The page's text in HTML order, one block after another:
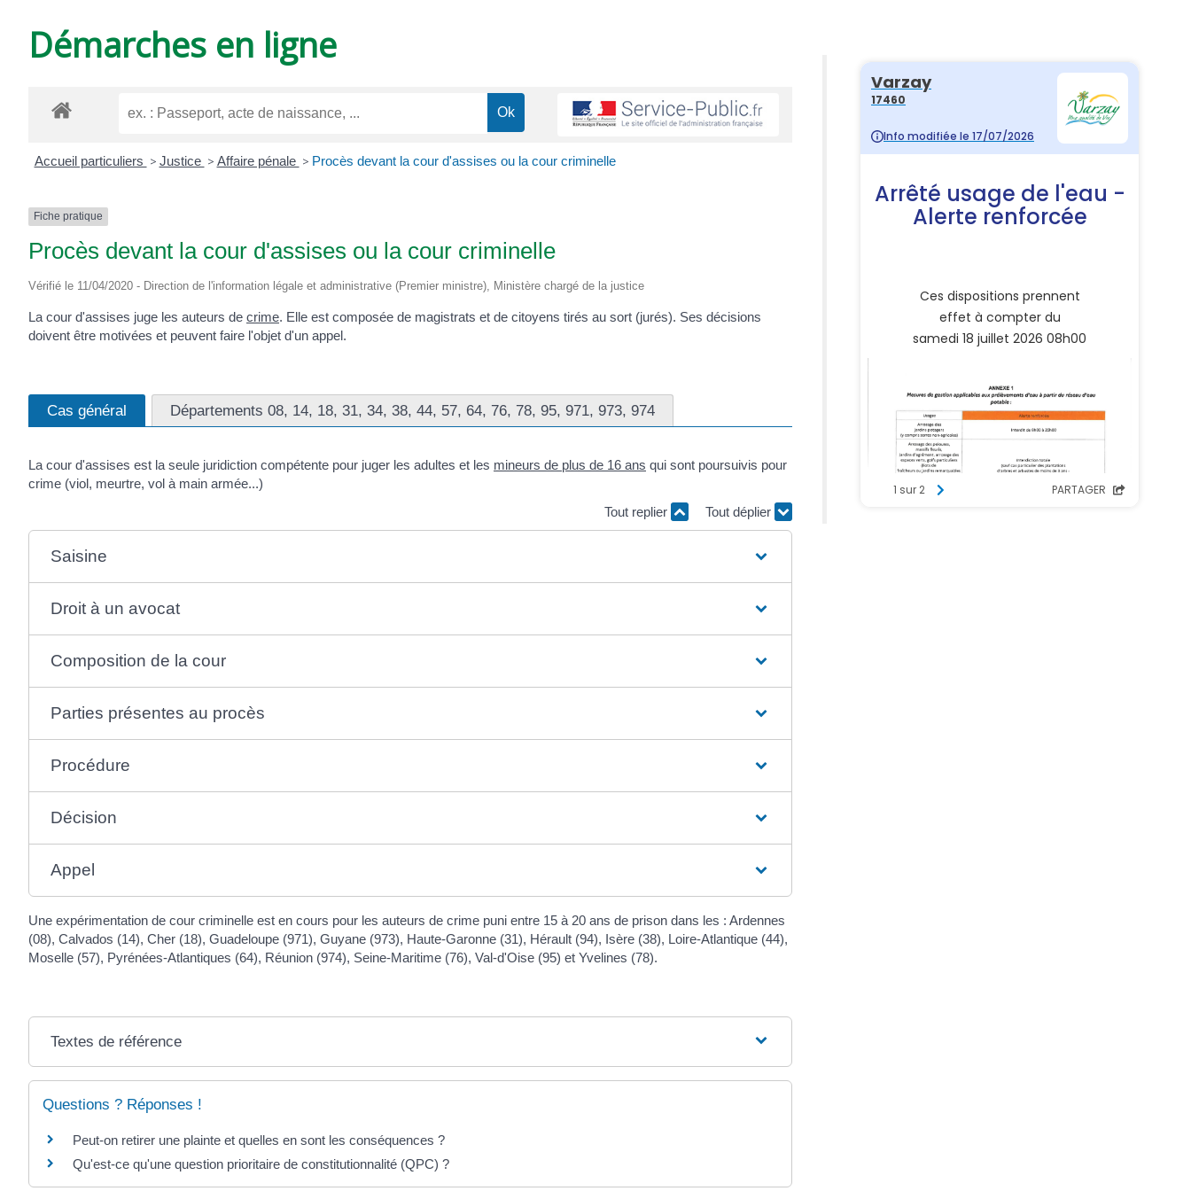
VARZAY
Démarches en ligne
Accueil particuliers > Justice > Affaire pénale > Procès devant la cour d'assises ou la cour criminelle
Fiche pratique
Procès devant la cour d'assises ou la cour criminelle
Vérifié le 11/04/2020 - Direction de l'information légale et administrative (Premier ministre), Ministère chargé de la justice
La cour d'assises juge les auteurs de crime. Elle est composée de magistrats et de citoyens tirés au sort (jurés). Ses décisions
doivent être motivées et peuvent faire l'objet d'un appel.
Cas général Départements 08, 14, 18, 31, 34, 38, 44, 57, 64, 76, 78, 95, 971, 973, 974
La cour d'assises est la seule juridiction compétente pour juger les adultes et les mineurs de plus de 16 ans qui sont poursuivis pour
crime (viol, meurtre, vol à main armée...)
Tout replier
Tout déplier
Saisine
Droit à un avocat
Composition de la cour
Parties présentes au procès
Procédure
Décision
Appel
Une expérimentation de cour criminelle est en cours pour les auteurs de crime puni entre 15 à 20 ans de prison dans les : Ardennes
(08), Calvados (14), Cher (18), Guadeloupe (971), Guyane (973), Haute-Garonne (31), Hérault (94), Isère (38), Loire-Atlantique (44),
Moselle (57), Pyrénées-Atlantiques (64), Réunion (974), Seine-Maritime (76), Val-d'Oise (95) et Yvelines (78).
Textes de référence
Questions ? Réponses !
Peut-on retirer une plainte et quelles en sont les conséquences ?
Qu'est-ce qu'une question prioritaire de constitutionnalité (QPC) ?